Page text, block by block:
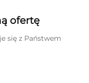
ofertę
się z Państwem